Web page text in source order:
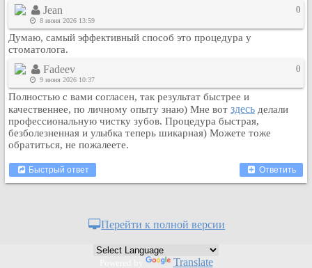
Видео и Кино
Авто. Мото.
Космос
Домашние питомцы
Медицина
Компьютер
Ещё
Пользователи / Поиск
Группы
Норм
Музыкальный архив
Jean
8 июня 2026 13:59
0
Думаю, самый эффективный способ это процедура у
стоматолога.
Fadeev
9 июня 2026 10:37
0
Полностью с вами согласен, так результат быстрее и
качественнее, по личному опыту знаю) Мне вот здесь делали
профессиональную чистку зубов. Процедура быстрая,
безболезненная и улыбка теперь шикарная) Можете тоже
обратиться, не пожалеете.
Быстрый ответ Ответить
Перейти к полной версии
Translate